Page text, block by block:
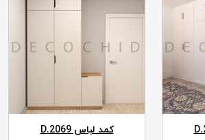
کمد لباس D.2069